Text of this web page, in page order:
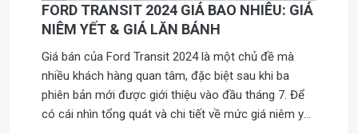
FORD TRANSIT 2024 GIÁ BAO NHIÊU: GIÁ
NIÊM YẾT & GIÁ LĂN BÁNH
Giá bán của Ford Transit 2024 là một chủ đề mà
nhiều khách hàng quan tâm, đặc biệt sau khi ba
phiên bản mới được giới thiệu vào đầu tháng 7. Để
có cái nhìn tổng quát và chi tiết về mức giá niêm yết